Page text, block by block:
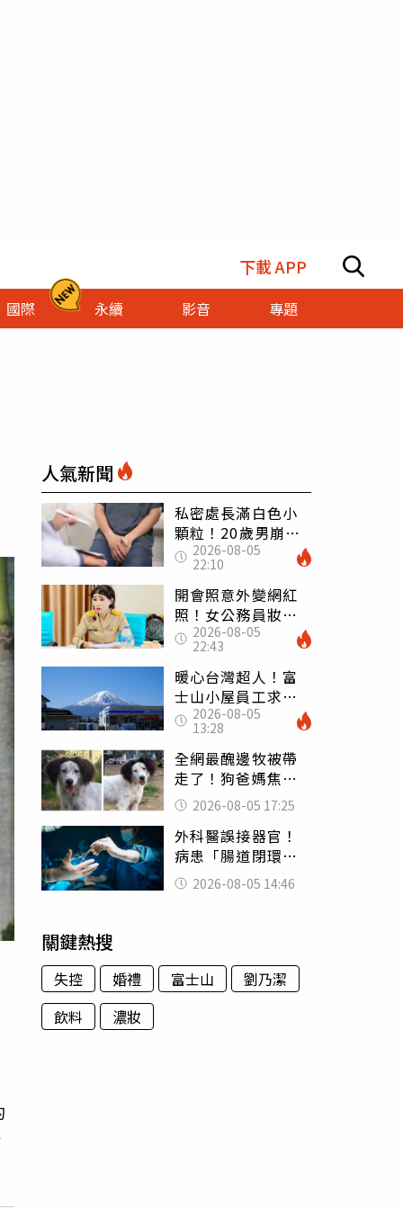
下載 APP
國際 永續 影音 專題
人氣新聞
私密處長滿白色小
顆粒！20歲男崩潰
求診 醫曝5大真相
別再誤會
2026-08-05
22:10
開會照意外變網紅
照！女公務員妝容
掀2千則留言 本人
怒嗆：化妝有錯嗎
2026-08-05
22:43
暖心台灣超人！富
士山小屋員工求助
「想活下去」 山
友狂背物資上山：
台灣真的是寶島
2026-08-05
13:28
全網最醜邊牧被帶
走了！狗爸媽焦慮
到送醫 農場急喊
一句話
2026-08-05 17:25
外科醫誤接器官！
病患「腸道閉環」
無法排便險死 同
行看傻：糟糕至極
2026-08-05 14:46
關鍵熱搜
失控 婚禮 富士山
劉乃潔
飲料
濃妝